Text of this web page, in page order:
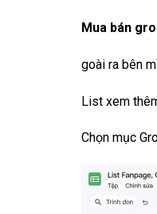
Mua bán
goài ra bên
List xem
Chọn mục